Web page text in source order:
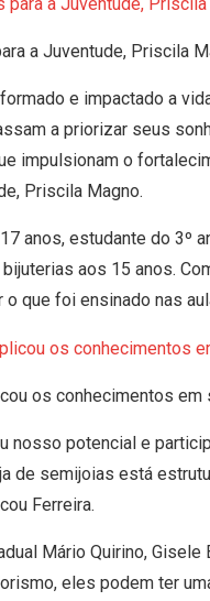
a Juventude, Priscila
e impactado a
a priorizar seus
impulsionam o
Priscila Magno.
anos, estudante do 3º
aos 15 anos.
que foi ensinado nas
os conhecimentos em
nosso potencial e
de semijoias está
Ferreira.
Mário Quirino,
eles podem ter